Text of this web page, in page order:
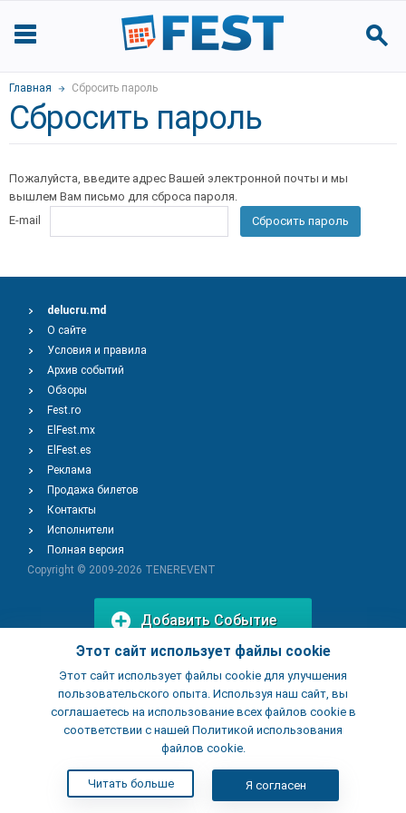
Главная Сбросить пароль
Сбросить пароль
Пожалуйста, введите адрес Вашей электронной почты и мы
вышлем Вам письмо для сброса пароля.
E-mail
Сбросить пароль
Этот сайт использует файлы cookie
Этот сайт использует файлы cookie для улучшения
пользовательского опыта. Используя наш сайт, вы
соглашаетесь на использование всех файлов cookie в
соответствии с нашей Политикой использования
файлов cookie.
Читать больше Я согласен
delucru.md
О сайте
Условия и правила
Архив событий
Обзоры
Fest.ro
ElFest.mx
ElFest.es
Реклама
Продажа билетов
Контакты
Исполнители
Полная версия
Copyright © 2009-2026 TENEREVENT
Добавить Событие
Добавить Заведение